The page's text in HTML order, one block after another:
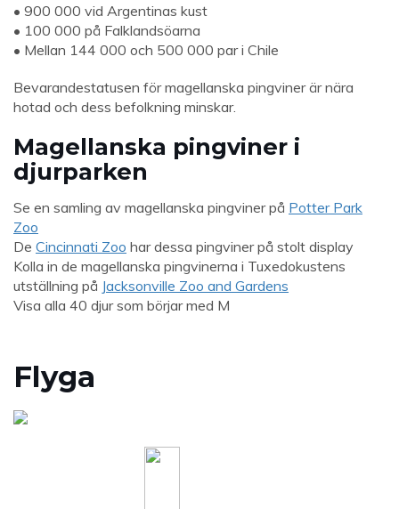
• 900 000 vid Argentinas kust
• 100 000 på Falklandsöarna
• Mellan 144 000 och 500 000 par i Chile
Bevarandestatusen för magellanska pingviner är nära
hotad och dess befolkning minskar.
Magellanska pingviner i
djurparken
Se en samling av magellanska pingviner på Potter Park
Zoo
De Cincinnati Zoo har dessa pingviner på stolt display
Kolla in de magellanska pingvinerna i Tuxedokustens
utställning på Jacksonville Zoo and Gardens
Visa alla 40 djur som börjar med M
Flyga